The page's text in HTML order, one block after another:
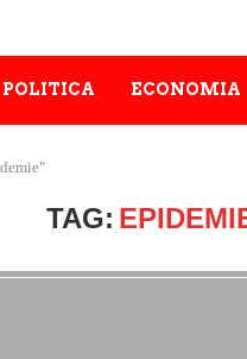
POLITICA ECONOMIA
TAG: